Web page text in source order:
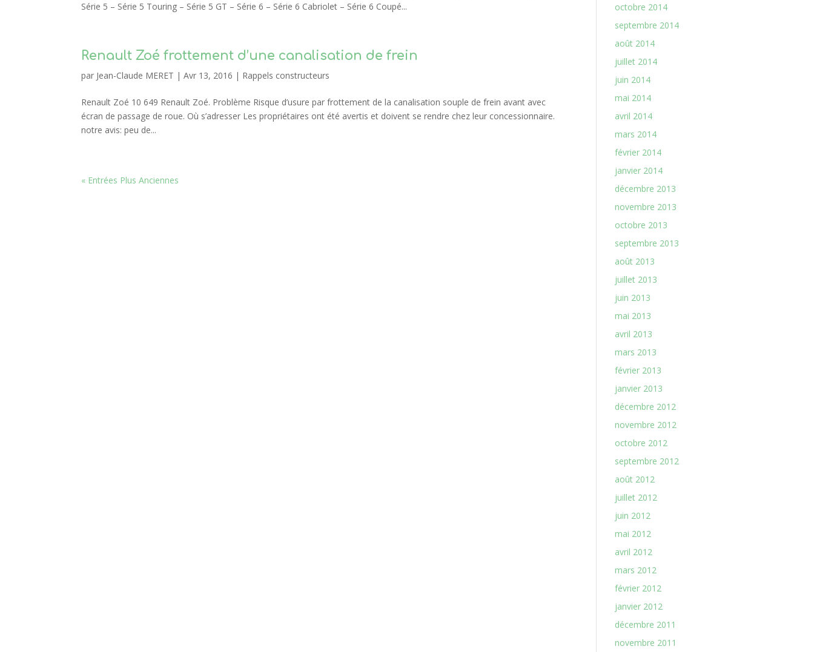
Série 5 – Série 5 Touring – Série 5 GT – Série 6 – Série 6 Cabriolet – Série 6 Coupé...
Renault Zoé frottement d’une canalisation de frein
par Jean-Claude MERET |Avr 13, 2016 | Rappels constructeurs
Renault Zoé 10 649 Renault Zoé. Problème Risque d’usure par frottement de la canalisation souple de frein avant avec
écran de passage de roue. Où s’adresser Les propriétaires ont été avertis et doivent se rendre chez leur concessionnaire.
notre avis: peu de...
« Entrées Plus Anciennes
octobre 2014
septembre 2014
août 2014
juillet 2014
juin 2014
mai 2014
avril 2014
mars 2014
février 2014
janvier 2014
décembre 2013
novembre 2013
octobre 2013
septembre 2013
août 2013
juillet 2013
juin 2013
mai 2013
avril 2013
mars 2013
février 2013
janvier 2013
décembre 2012
novembre 2012
octobre 2012
septembre 2012
août 2012
juillet 2012
juin 2012
mai 2012
avril 2012
mars 2012
février 2012
janvier 2012
décembre 2011
novembre 2011